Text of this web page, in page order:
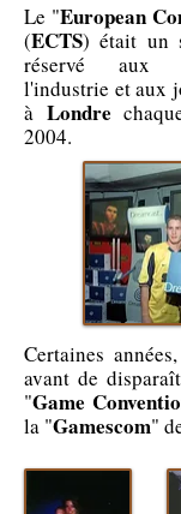
Le "European
(ECTS) était un
réservé aux
l'industrie et aux
à Londre
2004.
Certaines
avant de
"Game
la "Gamescom"